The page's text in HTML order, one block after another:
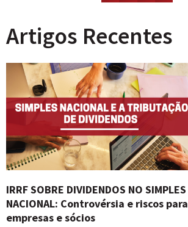
Artigos Recentes
IRRF SOBRE DIVIDENDOS NO SIMPLES
NACIONAL: Controvérsia e riscos para
empresas e sócios